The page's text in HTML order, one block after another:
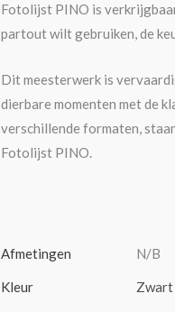
Fotolijst PINO is
partout wilt gebruiken, de
Dit meesterwerk is
dierbare momenten met de
verschillende formaten,
Fotolijst PINO.
Afmetingen N/B
Kleur Zwart